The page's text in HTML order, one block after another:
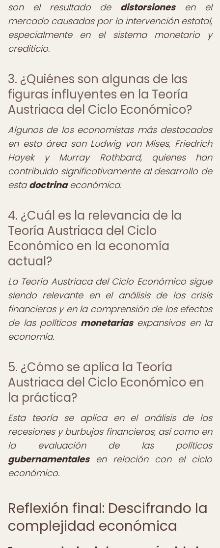
son el resultado de distorsionesen el
mercado causadas por la intervención estatal,
especialmente en el sistema monetario y
crediticio.
3. ¿Quiénes son algunas de las
figuras influyentes en la Teoría
Austriaca del Ciclo Económico?
Algunos de los economistas más destacados
en esta área son Ludwig von Mises, Friedrich
Hayek y Murray Rothbard, quienes han
contribuido significativamente al desarrollo de
esta doctrinaeconómica.
4. ¿Cuál es la relevancia de la
Teoría Austriaca del Ciclo
Económico en la economía
actual?
La Teoría Austriaca del Ciclo Económico sigue
siendo relevante en el análisis de las crisis
financieras y en la comprensión de los efectos
de las políticas monetariasexpansivas en la
economía.
5. ¿Cómo se aplica la Teoría
Austriaca del Ciclo Económico en
la práctica?
Esta teoría se aplica en el análisis de las
recesiones y burbujas financieras, así como en
la evaluación de las políticas
gubernamentalesen relación con el ciclo
económico.
Reflexión final: Descifrando la
complejidad económica